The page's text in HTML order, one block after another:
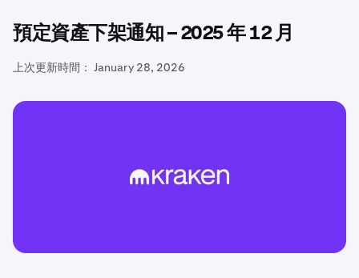
預定資產下架通知 – 2025 年 12 月
上次更新時間： January 28, 2026